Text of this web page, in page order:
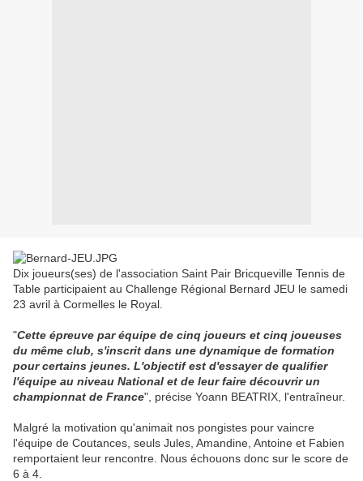
Dix joueurs(ses) de l'association Saint Pair Bricqueville Tennis de
Table participaient au Challenge Régional Bernard JEU le samedi
23 avril à Cormelles le Royal.
"Cette épreuve par équipe de cinq joueurs et cinq joueuses
du même club, s'inscrit dans une dynamique de formation
pour certains jeunes. L'objectif est d'essayer de qualifier
l'équipe au niveau National et de leur faire découvrir un
championnat de France", précise Yoann BEATRIX, l'entraîneur.
Malgré la motivation qu'animait nos pongistes pour vaincre
l'équipe de Coutances, seuls Jules, Amandine, Antoine et Fabien
remportaient leur rencontre. Nous échouons donc sur le score de
6 à 4.